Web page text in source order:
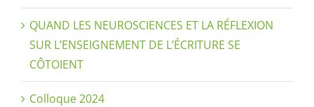
QUAND LES NEUROSCIENCES ET LA RÉFLEXION
SUR L’ENSEIGNEMENT DE L’ÉCRITURE SE
CÔTOIENT
Colloque 2024